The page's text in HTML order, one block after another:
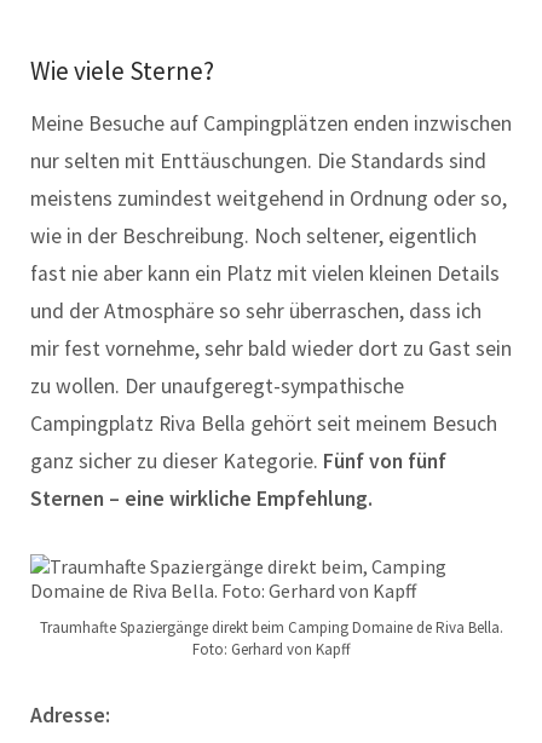
Wie viele Sterne?
Meine Besuche auf Campingplätzen enden inzwischen
nur selten mit Enttäuschungen. Die Standards sind
meistens zumindest weitgehend in Ordnung oder so,
wie in der Beschreibung. Noch seltener, eigentlich
fast nie aber kann ein Platz mit vielen kleinen Details
und der Atmosphäre so sehr überraschen, dass ich
mir fest vornehme, sehr bald wieder dort zu Gast sein
zu wollen. Der unaufgeregt-sympathische
Campingplatz Riva Bella gehört seit meinem Besuch
ganz sicher zu dieser Kategorie. Fünf von fünf
Sternen – eine wirkliche Empfehlung.
Traumhafte Spaziergänge direkt beim Camping Domaine de Riva Bella.
Foto: Gerhard von Kapff
Adresse: